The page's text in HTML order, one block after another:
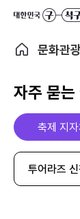
문화관
자주 묻는
축제 지
투어라즈